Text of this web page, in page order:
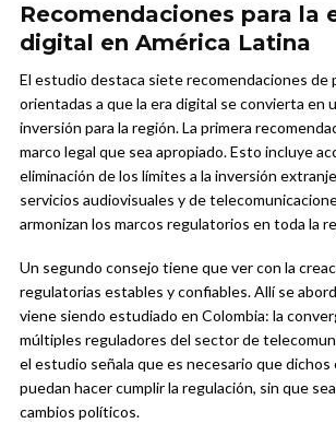
Recomendaciones para la
digital en América Latina
El estudio destaca siete recomendaciones de
orientadas a que la era digital se convierta en
inversión para la región. La primera
marco legal que sea apropiado. Esto incluye
eliminación de los límites a la inversión
servicios audiovisuales y de
armonizan los marcos regulatorios en toda la
Un segundo consejo tiene que ver con la
regulatorias estables y confiables. Allí se
viene siendo estudiado en Colombia: la
múltiples reguladores del sector de
el estudio señala que es necesario que
puedan hacer cumplir la regulación, sin que
cambios políticos.